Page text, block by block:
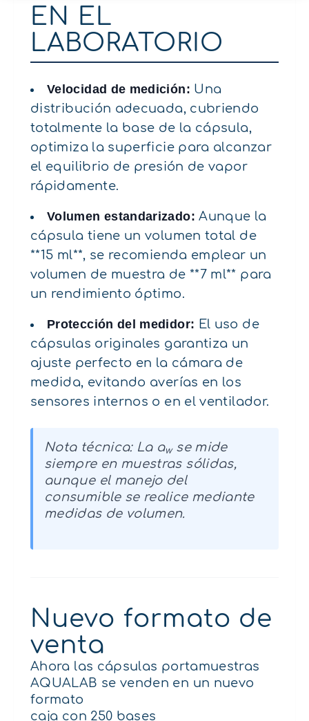
EN EL
LABORATORIO
Velocidad de medición: Una
distribución adecuada, cubriendo
totalmente la base de la cápsula,
optimiza la superficie para alcanzar
el equilibrio de presión de vapor
rápidamente.
Volumen estandarizado: Aunque la
cápsula tiene un volumen total de
**15 ml**, se recomienda emplear un
volumen de muestra de **7 ml** para
un rendimiento óptimo.
Protección del medidor: El uso de
cápsulas originales garantiza un
ajuste perfecto en la cámara de
medida, evitando averías en los
sensores internos o en el ventilador.
Nota técnica: La awse mide
siempre en muestras sólidas,
aunque el manejo del
consumible se realice mediante
medidas de volumen.
Nuevo formato de
venta
Ahora las cápsulas portamuestras
AQUALAB se venden en un nuevo
formato
caja con 250 bases